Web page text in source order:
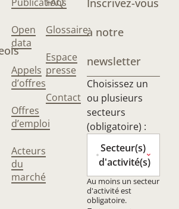
Open
data
Appels
d’offres
Offres
d’emploi
Acteurs
du
marché
Glossaire
Espace
presse
Contact
Inscrivez-vous
à notre
newsletter
Choisissez un
ou plusieurs
secteurs
(obligatoire) :
Secteur(s)
d'activité(s)
Au moins un secteur
d'activité est
obligatoire.